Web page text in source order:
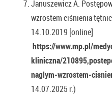
Januszewicz A.
wzrostem ciśnienia
14.10.2019 [online]
https://www.mp.pl/
kliniczna/
naglym-wzrostem-
14.07.2025 r.)